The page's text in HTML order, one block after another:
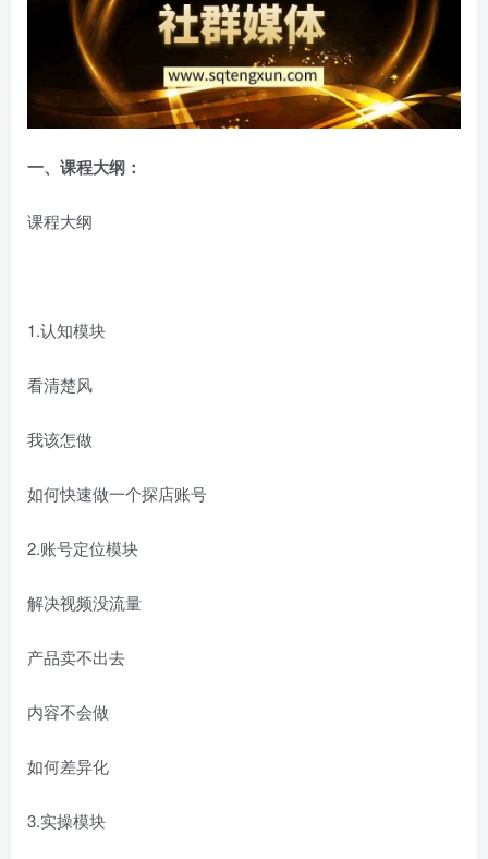
一、课程大纲：
课程大纲
1.认知模块
看清楚风
我该怎做
如何快速做一个探店账号
2.账号定位模块
解决视频没流量
产品卖不出去
内容不会做
如何差异化
3.实操模块